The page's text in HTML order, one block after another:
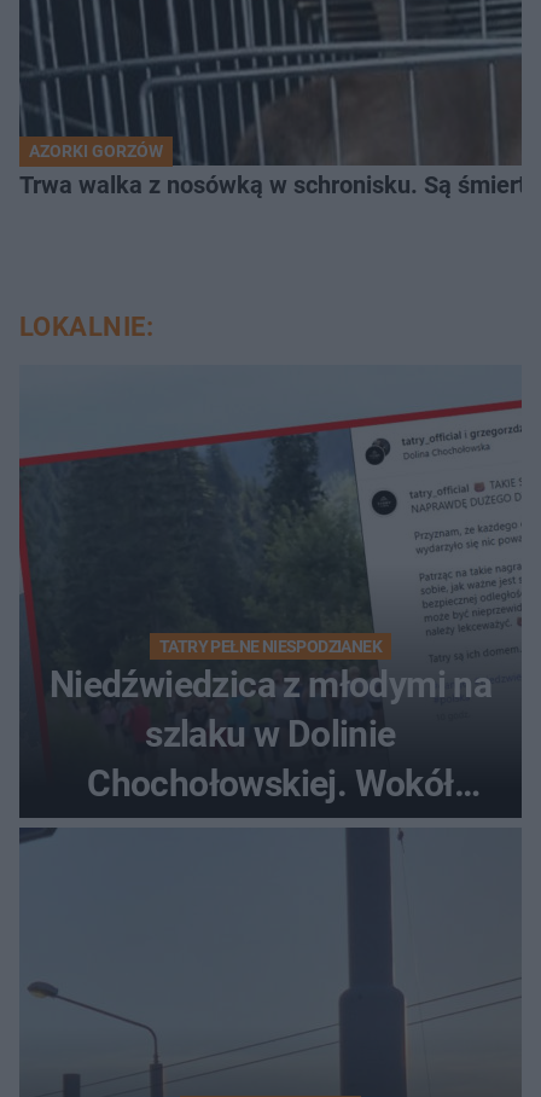
AZORKI GORZÓW
Trwa walka z nosówką w schronisku. Są
LOKALNIE:
TATRY PEŁNE NIESPODZIANEK
Niedźwiedzica z młodymi na
szlaku w Dolinie
Chochołowskiej. Wokół
turyści!